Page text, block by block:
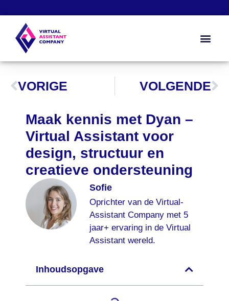
VORIGE VOLGENDE
Maak kennis met Dyan –
Virtual Assistant voor
design, structuur en
creatieve ondersteuning
Sofie
Oprichter van de Virtual-
Assistant Company met 5
jaar+ ervaring in de Virtual
Assistant wereld.
Inhoudsopgave